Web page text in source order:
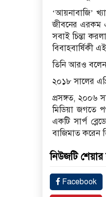
‘আয়নাবাজি’
জীবনের এরকম
সবাই চিন্তা
বিবাহবার্ষিকী
তিনি আরও
২০১৮ সালের
প্রসঙ্গত, ২০০৬
মিডিয়া জগতে
একটি সার্প
বাজিমাত করেন
নিউজটি
Facebook